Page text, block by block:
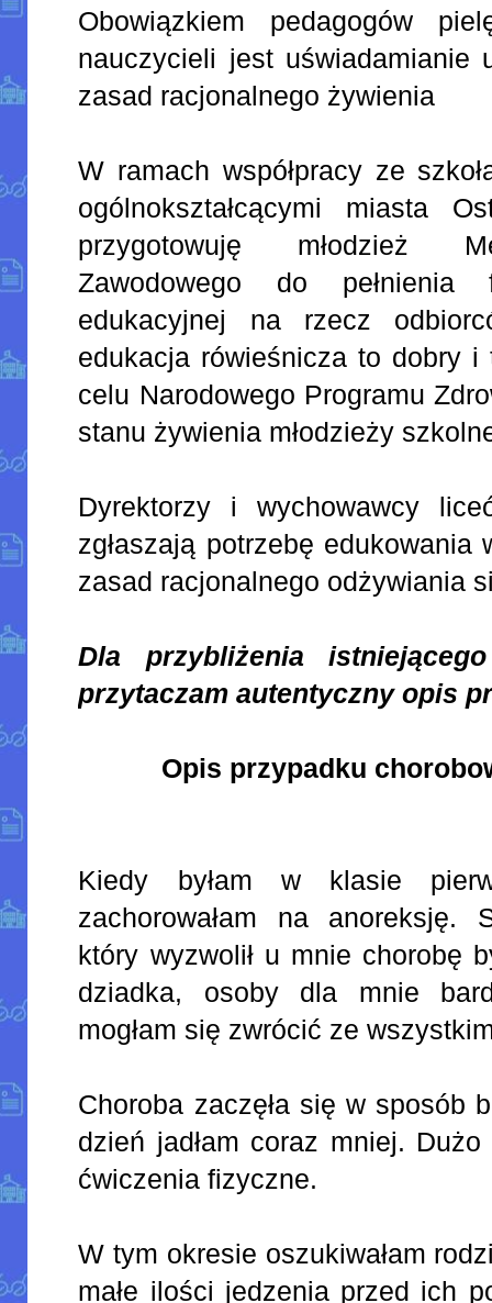
Obowiązkiem pedagogów
nauczycieli jest uświadamianie
zasad racjonalnego żywienia
W ramach współpracy ze
ogólnokształcącymi miasta
przygotowuję młodzież
Zawodowego do
edukacyjnej na rzecz
edukacja rówieśnicza to dobry
celu Narodowego Programu
stanu żywienia młodzieży
Dyrektorzy i wychowawcy
zgłaszają potrzebę edukowania
zasad racjonalnego odżywiania
Dla przybliżenia
przytaczam autentyczny opis
Opis przypadku
Kiedy byłam w klasie
zachorowałam na anoreksję.
który wyzwolił u mnie chorobę
dziadka, osoby dla mnie
mogłam się zwrócić ze
Choroba zaczęła się w sposób
dzień jadłam coraz mniej.
ćwiczenia fizyczne.
W tym okresie oszukiwałam
małe ilości jedzenia przed ich